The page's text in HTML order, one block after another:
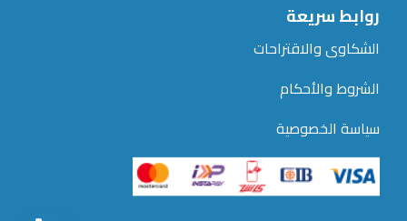
روابط سريعة
الشكاوى والاقتراحات
الشروط والأحكام
سياسة الخصوصية